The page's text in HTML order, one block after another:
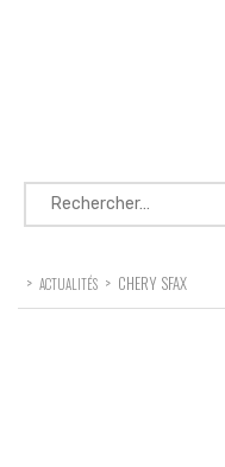
Rechercher :
> ACTUALITÉS > CHERY SFAX